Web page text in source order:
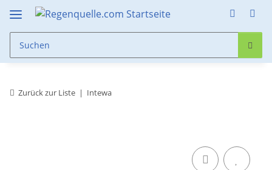
Zurück zur Liste Intewa